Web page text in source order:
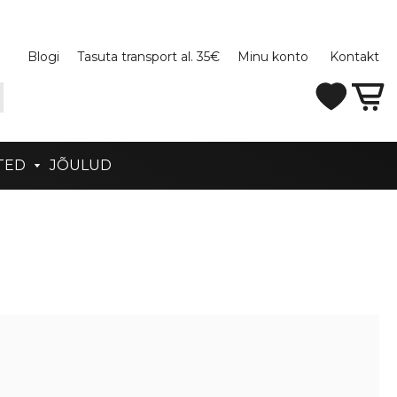
Blogi Tasuta transport al. 35€ Minu konto Kontakt
JÕULUD